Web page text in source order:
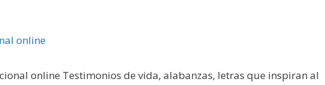
online Testimonios de vida, alabanzas, letras que inspiran al